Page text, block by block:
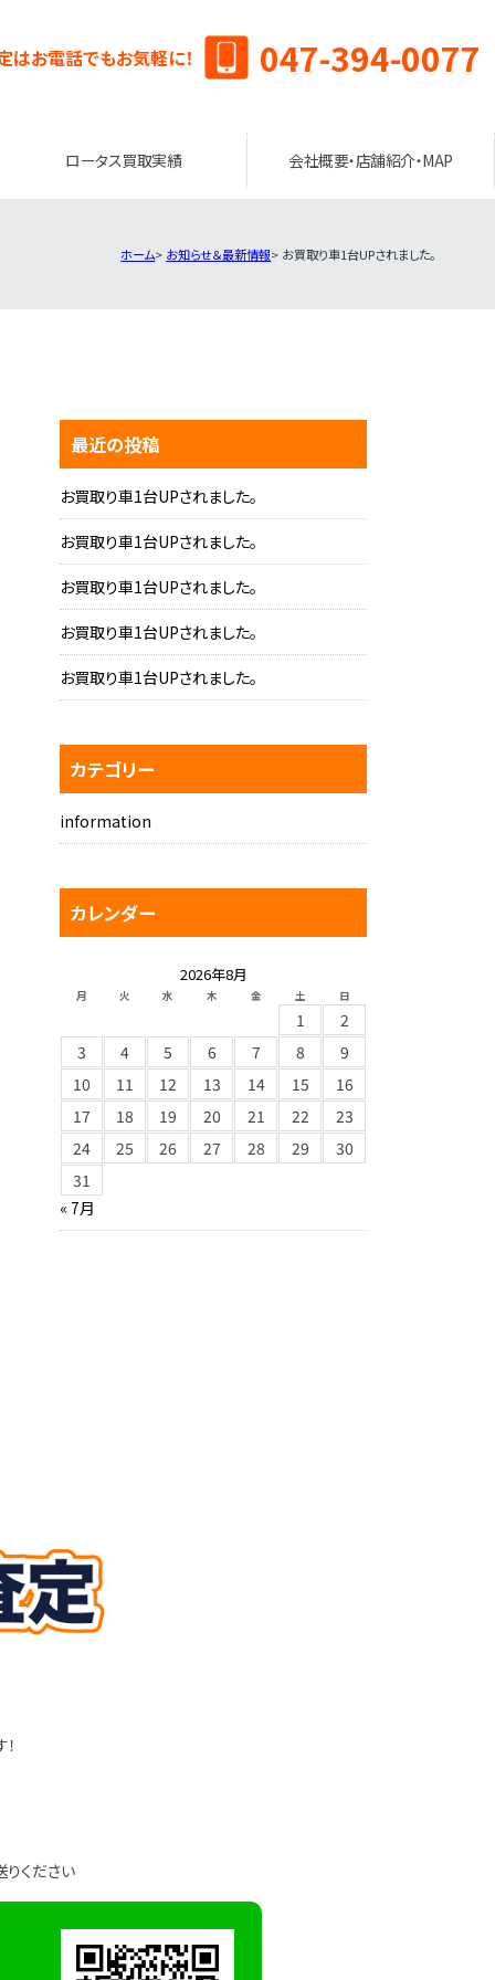
はお電話でもお気軽に！ 047-394-0077
ロータス買取実績 会社概要・店舗紹介・MAP
ホーム お知らせ＆最新情報 お買取り車1台UPされました。
最近の投稿
お買取り車1台UPされました。
お買取り車1台UPされました。
お買取り車1台UPされました。
お買取り車1台UPされました。
お買取り車1台UPされました。
カテゴリー
information
カレンダー
2026年8月
月 火 水 木 金 土 日
1
2
3
4 5 6 7 8
9
10
11 12 13 14 15
16
17
18 19 20 21 22
23
24
25 26 27 28 29
30
31
« 7月
ください